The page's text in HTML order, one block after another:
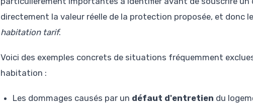
directement la valeur réelle de la protection proposée, et donc
habitation tarif.
Voici des exemples concrets de situations fréquemment
habitation :
Les dommages causés par un défaut d'entretien du